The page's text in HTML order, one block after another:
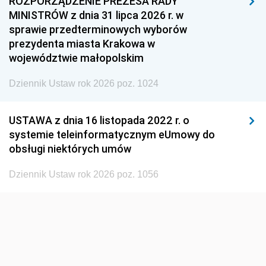
1948 1947
1945 1944 1939
1938 1937
1931
1926 1925 1924
1923 1922
1920 1919
MINISTRÓW z dnia 31 lipca 2026 r. w
sprawie przedterminowych wyborów
prezydenta miasta Krakowa w
województwie małopolskim
Dziennik Ustaw rok 2026 poz. 1024
USTAWA z dnia 16 listopada 2022 r. o
systemie teleinformatycznym eUmowy do
obsługi niektórych umów
Dziennik Ustaw rok 2026 poz. 1056